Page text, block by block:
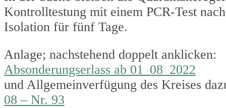
Kontrolltestung mit einem PCR-Test
Isolation für fünf Tage.
Anlage; nachstehend doppelt anklicken:
Absonderungserlass ab 01_08_2022
und Allgemeinverfügung des Kreises
08 – Nr. 93